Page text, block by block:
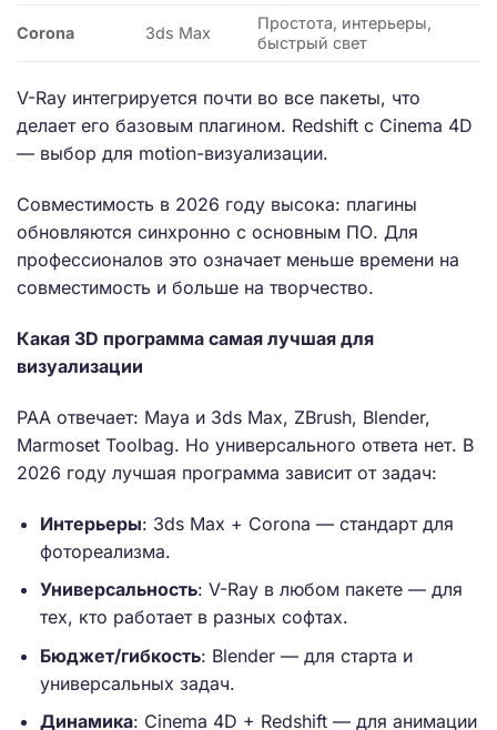
Corona 3ds Max
Простота, интерьеры,
быстрый свет
V-Ray интегрируется почти во все пакеты, что
делает его базовым плагином. Redshift с Cinema 4D
— выбор для motion-визуализации.
Совместимость в 2026 году высока: плагины
обновляются синхронно с основным ПО. Для
профессионалов это означает меньше времени на
совместимость и больше на творчество.
Какая 3D программа самая лучшая для
визуализации
PAA отвечает: Maya и 3ds Max, ZBrush, Blender,
Marmoset Toolbag. Но универсального ответа нет. В
2026 году лучшая программа зависит от задач:
Интерьеры: 3ds Max + Corona — стандарт для
фотореализма.
Универсальность: V-Ray в любом пакете — для
тех, кто работает в разных софтах.
Бюджет/гибкость: Blender — для старта и
универсальных задач.
Динамика: Cinema 4D + Redshift — для анимации